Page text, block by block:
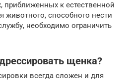
приближенных к естественной
животного, способного нести
необходимо ограничить
щенка?
всегда сложен и для